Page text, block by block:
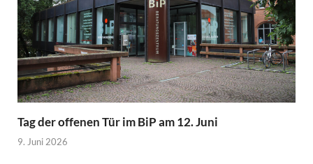
Tag der offenen Tür im BiP am 12. Juni
9. Juni 2026